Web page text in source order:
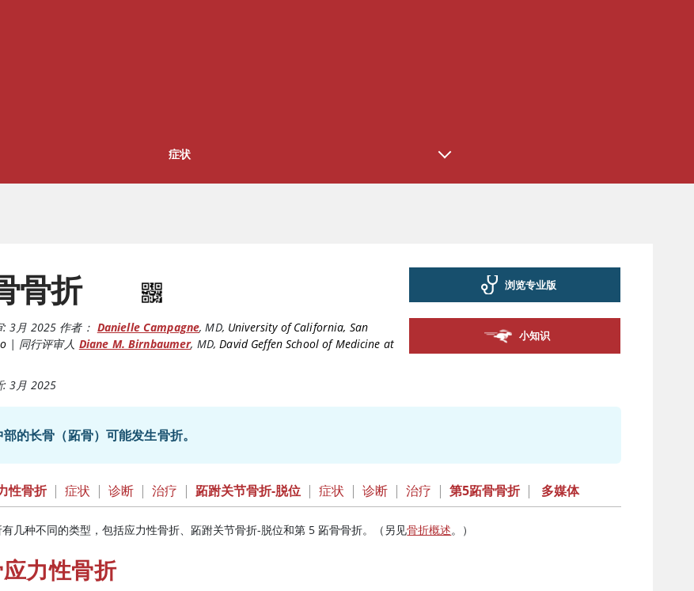
症状
骨折
: 3月 2025 作者： Danielle Campagne,MD, University of California, San
| 同行评审人 Diane M. Birnbaumer, MD,David Geffen School of Medicine at
: 3月 2025
浏览专业版
小知识
的长骨（跖骨）可能发生骨折。
性骨折 | 症状 | 诊断 | 治疗 | 跖跗关节骨折-脱位 | 症状 | 诊断 | 治疗 | 第5跖骨骨折 | 多媒体
几种不同的类型，包括应力性骨折、跖跗关节骨折-脱位和第 5 跖骨骨折。（另见骨折概述。）
力性骨折